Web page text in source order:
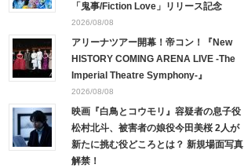
「鬼事/Fiction Love」リリース記念
2026/08/08
アリーナツアー開幕！帝コン！『New
HISTORY COMING ARENA LIVE -The
Imperial Theatre Symphony-』
2026/08/08
映画『白鳥とコウモリ』容疑者の息子役
松村北斗、被害者の娘役今田美桜 2人が
新たに挑む役どころとは？ 新規場面写真
解禁！